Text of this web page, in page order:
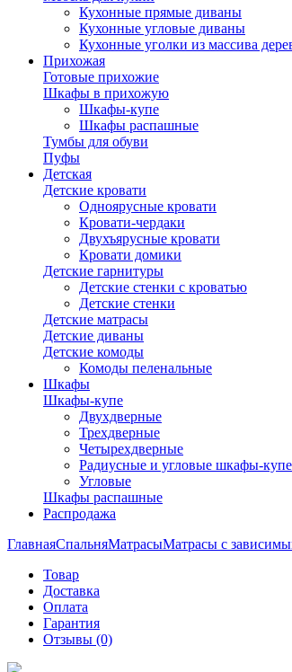
Кухонные прямые диваны
Кухонные угловые диваны
Кухонные уголки из массива
Прихожая
Готовые прихожие
Шкафы в прихожую
Шкафы-купе
Шкафы распашные
Тумбы для обуви
Пуфы
Детская
Детские кровати
Одноярусные кровати
Кровати-чердаки
Двухъярусные кровати
Кровати домики
Детские гарнитуры
Детские стенки с кроватью
Детские стенки
Детские матрасы
Детские диваны
Детские комоды
Комоды пеленальные
Шкафы
Шкафы-купе
Двухдверные
Трехдверные
Четырехдверные
Радиусные и угловые шкафы-купе
Угловые
Шкафы распашные
Распродажа
ГлавнаяСпальняМатрасыМатрасы с
Товар
Доставка
Оплата
Гарантия
Отзывы (0)